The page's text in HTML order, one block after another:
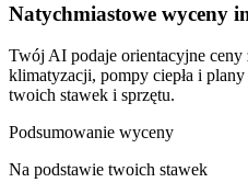
Natychmiastowe wyceny
Twój AI podaje orientacyjne ceny
klimatyzacji, pompy ciepła i
twoich stawek i sprzętu.
Podsumowanie wyceny
Na podstawie twoich stawek